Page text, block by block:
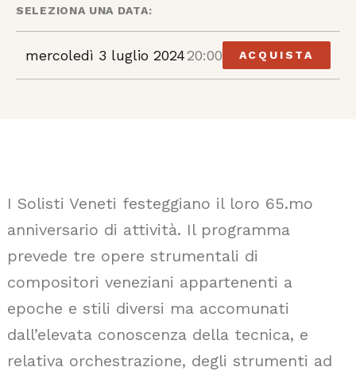
SELEZIONA UNA DATA:
mercoledì 3 luglio 202420:00 ACQUISTA
I Solisti Veneti festeggiano il loro 65.mo
anniversario di attività. Il programma
prevede tre opere strumentali di
compositori veneziani appartenenti a
epoche e stili diversi ma accomunati
dall’elevata conoscenza della tecnica, e
relativa orchestrazione, degli strumenti ad